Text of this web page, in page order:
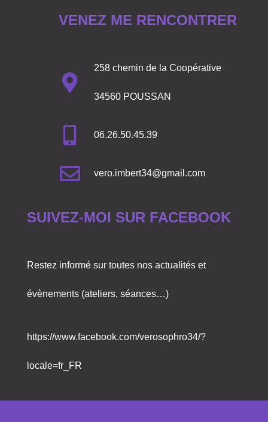
VENEZ ME RENCONTRER
258 chemin de la Coopérative
34560 POUSSAN
06.26.50.45.39
vero.imbert34@gmail.com
SUIVEZ-MOI SUR FACEBOOK
Restez informé sur toutes nos actualités et
évènements (ateliers, séances…)
https://www.facebook.com/verosophro34/?
locale=fr_FR